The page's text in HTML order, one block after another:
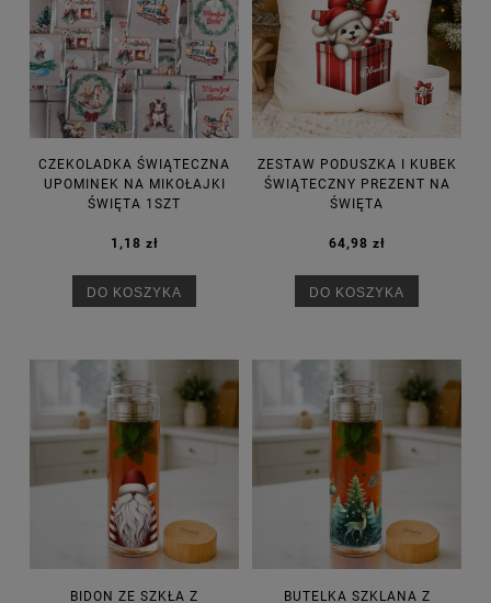
CZEKOLADKA ŚWIĄTECZNA
UPOMINEK NA MIKOŁAJKI
ŚWIĘTA 1SZT
1,18 zł
DO KOSZYKA
ZESTAW PODUSZKA I KUBEK
ŚWIĄTECZNY PREZENT NA
ŚWIĘTA
64,98 zł
DO KOSZYKA
BIDON ZE SZKŁA Z
BUTELKA SZKLANA Z